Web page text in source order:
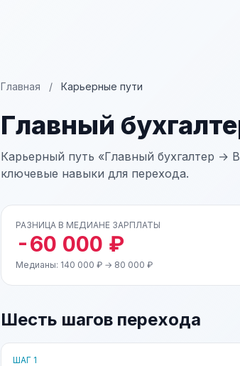
Главная / Карьерные пути
Главный
Карьерный путь «Главный бухгалтер →
ключевые навыки для перехода.
РАЗНИЦА В МЕДИАНЕ ЗАРПЛАТЫ
-60 000 ₽
Медианы: 140 000 ₽ → 80 000 ₽
Шесть шагов перехода
ШАГ 1